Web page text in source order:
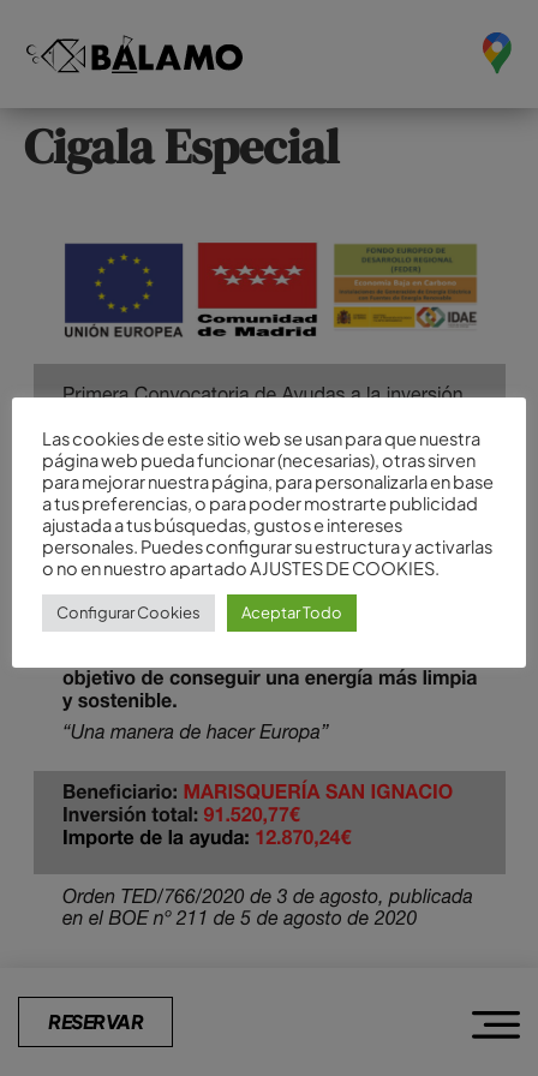
Cigala Especial
Las cookies de este sitio web se usan para que nuestra
página web pueda funcionar (necesarias), otras sirven
para mejorar nuestra página, para personalizarla en base
a tus preferencias, o para poder mostrarte publicidad
ajustada a tus búsquedas, gustos e intereses
personales. Puedes configurar su estructura y activarlas
o no en nuestro apartado AJUSTES DE COOKIES.
Configurar Cookies Aceptar Todo
RESERVAR